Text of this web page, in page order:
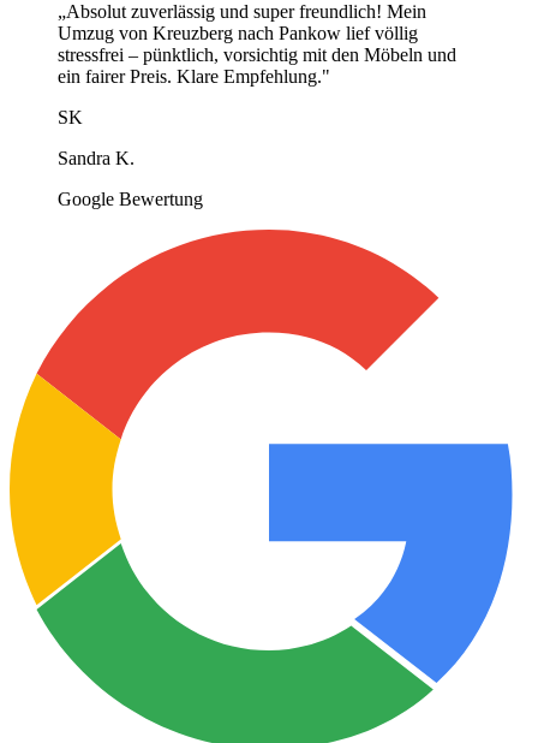
„Absolut zuverlässig und super freundlich! Mein
Umzug von Kreuzberg nach Pankow lief völlig
stressfrei – pünktlich, vorsichtig mit den Möbeln und
ein fairer Preis. Klare Empfehlung."
SK
Sandra K.
Google Bewertung